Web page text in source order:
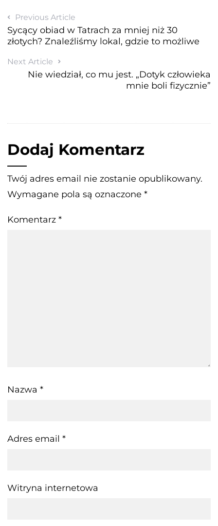
Previous Article
Sycący obiad w Tatrach za mniej niż 30
złotych? Znaleźliśmy lokal, gdzie to możliwe
Next Article
Nie wiedział, co mu jest. „Dotyk człowieka
mnie boli fizycznie”
Dodaj Komentarz
Twój adres email nie zostanie opublikowany.
Wymagane pola są oznaczone *
Komentarz *
Nazwa *
Adres email *
Witryna internetowa